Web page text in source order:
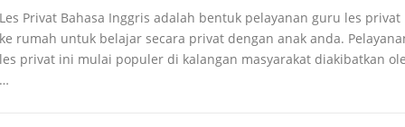
Les Privat Bahasa Inggris adalah bentuk pelayanan guru les privat
ke rumah untuk belajar secara privat dengan anak anda.
les privat ini mulai populer di kalangan masyarakat diakibatkan
…